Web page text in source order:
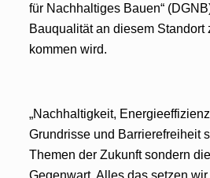
für Nachhaltiges Bauen“
Bauqualität an diesem Standort
kommen wird.
„Nachhaltigkeit,
Grundrisse und Barrierefreiheit
Themen der Zukunft sondern
Gegenwart. Alles das setzen wir